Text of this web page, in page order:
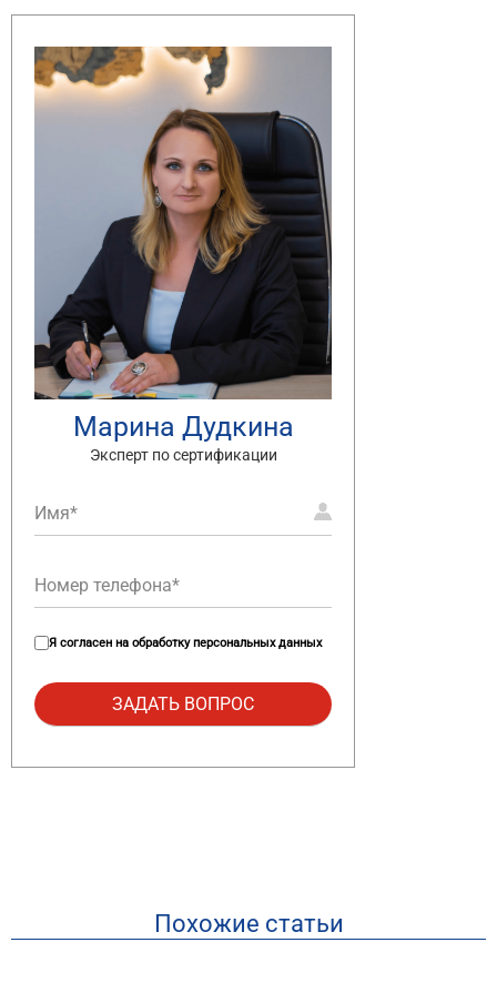
Марина Дудкина
Эксперт по сертификации
Я согласен на обработку персональных данных
Похожие статьи